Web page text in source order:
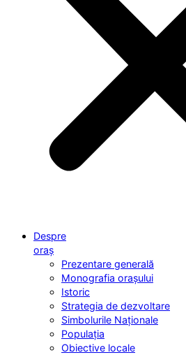
Despre
oraș
Prezentare generală
Monografia orașului
Istoric
Strategia de dezvoltare
Simbolurile Naționale
Populația
Obiective locale